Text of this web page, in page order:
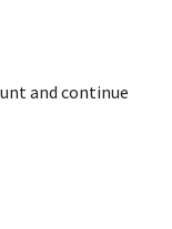
and continue